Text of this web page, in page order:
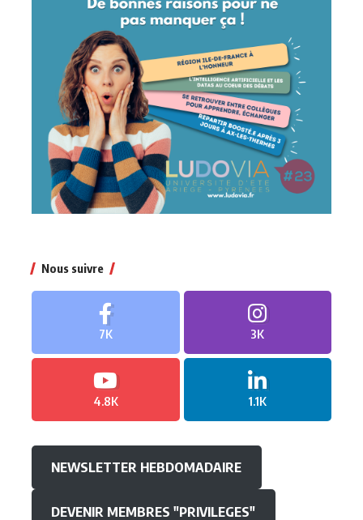
Nous suivre
7K 3K
4.8K 1.1K
NEWSLETTER HEBDOMADAIRE
DEVENIR MEMBRES "PRIVILEGES"